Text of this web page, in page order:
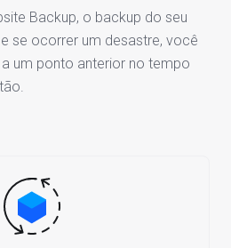
Backup, o backup do seu
se ocorrer um desastre, você
um ponto anterior no tempo